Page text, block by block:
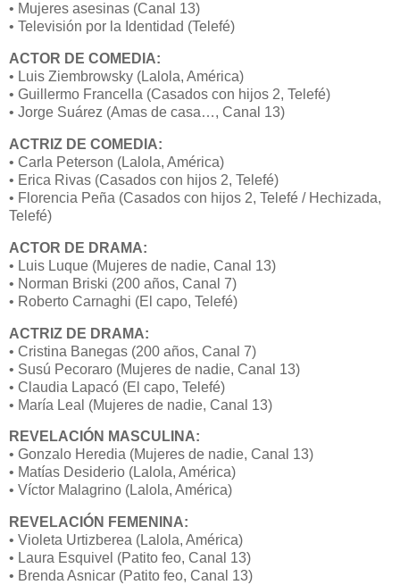
• Mujeres asesinas (Canal 13)
• Televisión por la Identidad (Telefé)
ACTOR DE COMEDIA:
• Luis Ziembrowsky (Lalola, América)
• Guillermo Francella (Casados con hijos 2, Telefé)
• Jorge Suárez (Amas de casa…, Canal 13)
ACTRIZ DE COMEDIA:
• Carla Peterson (Lalola, América)
• Erica Rivas (Casados con hijos 2, Telefé)
• Florencia Peña (Casados con hijos 2, Telefé / Hechizada,
Telefé)
ACTOR DE DRAMA:
• Luis Luque (Mujeres de nadie, Canal 13)
• Norman Briski (200 años, Canal 7)
• Roberto Carnaghi (El capo, Telefé)
ACTRIZ DE DRAMA:
• Cristina Banegas (200 años, Canal 7)
• Susú Pecoraro (Mujeres de nadie, Canal 13)
• Claudia Lapacó (El capo, Telefé)
• María Leal (Mujeres de nadie, Canal 13)
REVELACIÓN MASCULINA:
• Gonzalo Heredia (Mujeres de nadie, Canal 13)
• Matías Desiderio (Lalola, América)
• Víctor Malagrino (Lalola, América)
REVELACIÓN FEMENINA:
• Violeta Urtizberea (Lalola, América)
• Laura Esquivel (Patito feo, Canal 13)
• Brenda Asnicar (Patito feo, Canal 13)